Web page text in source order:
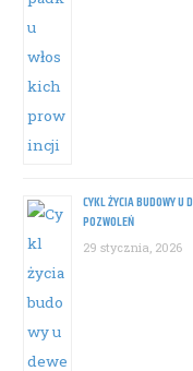
CYKL ŻYCIA BUDOWY
POZWOLEŃ
29 stycznia, 2026